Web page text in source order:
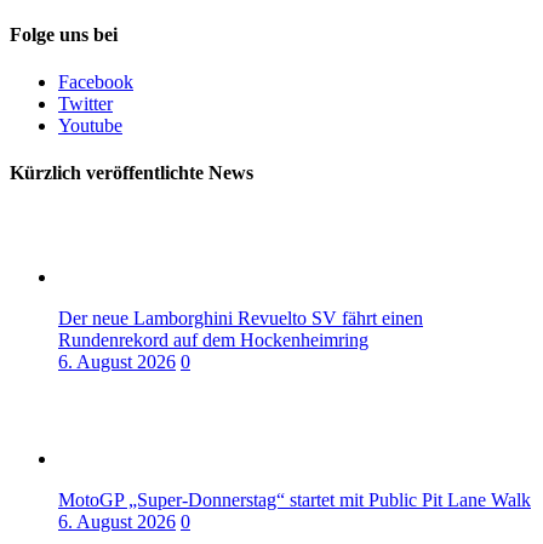
Folge uns bei
Facebook
Twitter
Youtube
Kürzlich veröffentlichte News
Der neue Lamborghini Revuelto SV fährt einen
Rundenrekord auf dem Hockenheimring
6. August 2026 0
MotoGP „Super-Donnerstag“ startet mit Public Pit Lane Walk
6. August 2026 0